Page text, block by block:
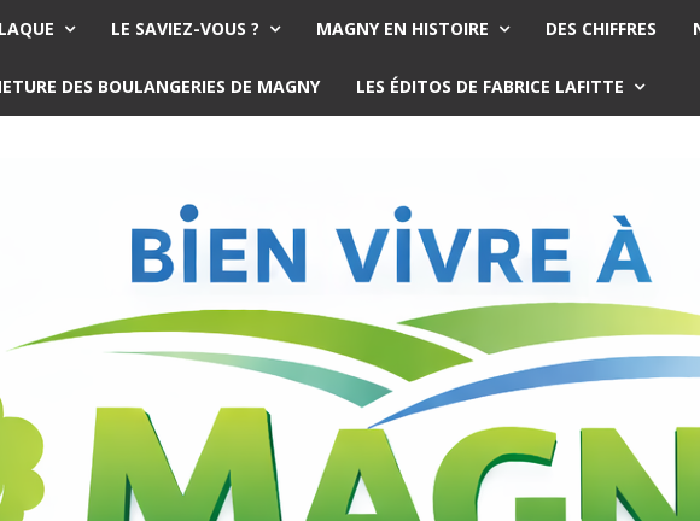
LE SAVIEZ-VOUS ? MAGNY EN HISTOIRE DES CHIFFRES
DES BOULANGERIES DE MAGNY LES ÉDITOS DE FABRICE LAFITTE